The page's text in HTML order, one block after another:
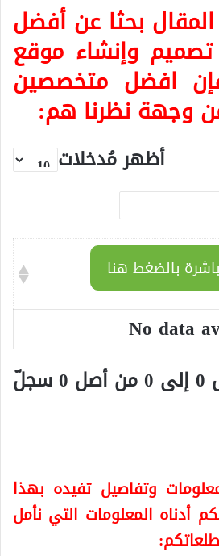
بحثا عن أفضل
وإنشاء موقع
افضل متخصصين
وجهة نظرنا هم:
أظهر مُدخلات
بالضغط هنا
No data
وتفاصيل تفيده بهذا
أدناه المعلومات التي نأمل